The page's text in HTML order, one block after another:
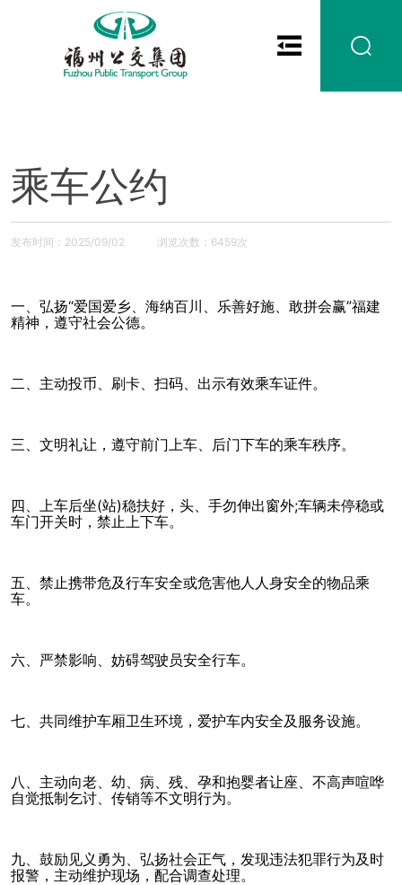
乘车公约
发布时间：2025/09/02 浏览次数：6459次
一、弘扬“爱国爱乡、海纳百川、乐善好施、敢拼会赢”福建
精神，遵守社会公德。
二、主动投币、刷卡、扫码、出示有效乘车证件。
三、文明礼让，遵守前门上车、后门下车的乘车秩序。
四、上车后坐(站)稳扶好，头、手勿伸出窗外;车辆未停稳或
车门开关时，禁止上下车。
五、禁止携带危及行车安全或危害他人人身安全的物品乘
车。
六、严禁影响、妨碍驾驶员安全行车。
七、共同维护车厢卫生环境，爱护车内安全及服务设施。
八、主动向老、幼、病、残、孕和抱婴者让座、不高声喧哗
自觉抵制乞讨、传销等不文明行为。
九、鼓励见义勇为、弘扬社会正气，发现违法犯罪行为及时
报警，主动维护现场，配合调查处理。